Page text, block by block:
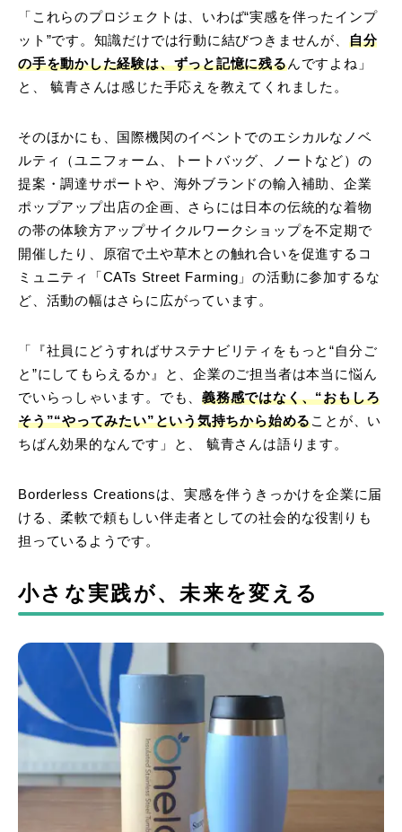
「これらのプロジェクトは、いわば“実感を伴ったインプ
ット”です。知識だけでは行動に結びつきませんが、 自分
の手を動かした経験は、ずっと記憶に残るんですよね」
と、
毓青さんは感じた手応えを教えてくれました。
そのほかにも、国際機関のイベントでのエシカルなノベ
ルティ（ユニフォーム、トートバッグ、ノートなど）の
提案・調達サポートや、海外ブランドの輸入補助、企業
ポップアップ出店の企画、さらには 日本の伝統的な着物
の帯の体験方アップサイクルワークショップを不定期で
開催したり、原宿で土や草木との触れ合いを促進するコ
ミュニティ「CATs Street Farming」の活動に参加する な
ど、活動の幅はさらに広がっています。
「『社員にどうすればサステナビリティをもっと“自分ご
と”にしてもらえるか』と、企業のご担当者は本当に悩ん
でいらっしゃいます。でも、義務感ではなく、“おもしろ
そう”“やってみたい”という気持ちから始めることが、い
ちばん効果的なんです」と、 毓青さんは語ります。
Borderless Creationsは、実感を伴うきっかけを企業に届
ける、柔軟で頼もしい伴走者としての社会的な役割りも
担っているようです。
小さな実践が、未来を変える